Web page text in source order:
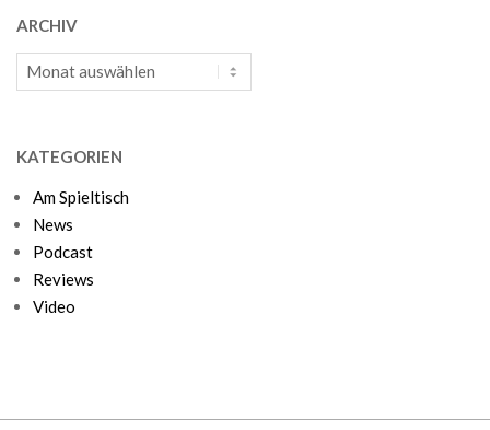
ARCHIV
Archiv
KATEGORIEN
Am Spieltisch
News
Podcast
Reviews
Video